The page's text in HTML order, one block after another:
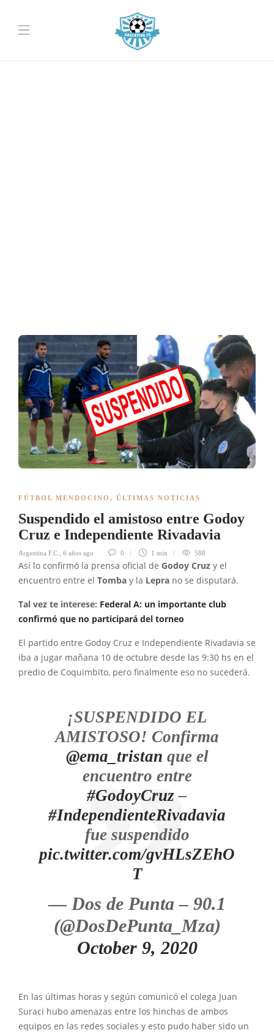
FÚTBOL MENDOCINO , ÚLTIMAS NOTICIAS
Suspendido el amistoso entre Godoy
Cruz e Independiente Rivadavia
Argentina F.C. 6 años ago 0 1 min 588
Así lo confirmó la prensa oficial de Godoy Cruz y el
encuentro entre el Tomba y la Lepra no se disputará.
Tal vez te interese: Federal A: un importante club
confirmó que no participará del torneo
El partido entre Godoy Cruz e Independiente Rivadavia se
iba a jugar mañana 10 de octubre desde las 9:30 hs en el
predio de Coquimbito, pero finalmente eso no sucederá.
¡SUSPENDIDO EL
AMISTOSO! Confirma
@ema_tristan que el
encuentro entre
#GodoyCruz –
#IndependienteRivadavia
fue suspendido
pic.twitter.com/gvHLsZEhO
T
— Dos de Punta – 90.1
(@DosDePunta_Mza)
October 9, 2020
En las últimas horas y según comunicó el colega Juan
Suraci hubo amenazas entre los hinchas de ambos
equipos en las redes sociales y esto pudo haber sido un